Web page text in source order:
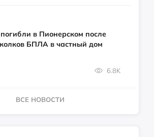
в Пионерском после
БПЛА в частный дом
6.8K
ВСЕ НОВОСТИ